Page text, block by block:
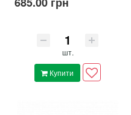
шт.
Купити